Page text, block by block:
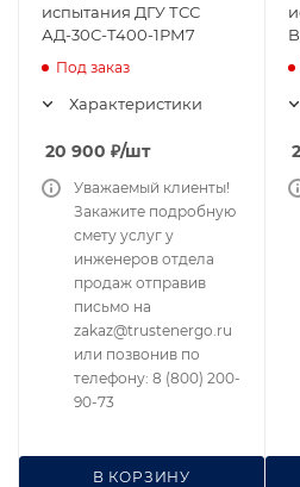
испытания ДГУ ТСС
АД-30С-Т400-1РМ7
Под заказ
Характеристики
20 900 ₽/шт
В КОРЗИНУ
Уважаемый клиенты!
Закажите подробную
смету услуг у
инженеров отдела
продаж отправив
письмо на
zakaz@trustenergo.ru
или позвонив по
телефону: 8 (800) 200-
90-73